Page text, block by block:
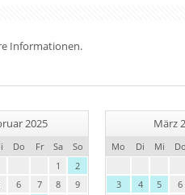
Informationen.
2025
Do Fr Sa
So
1
2
6 7 8
9
März
Mo Di Mi Do
3
4 5 6